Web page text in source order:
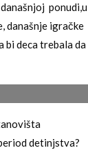
ponudi,u
današnje igračke
bi deca trebala da
detinjstva?